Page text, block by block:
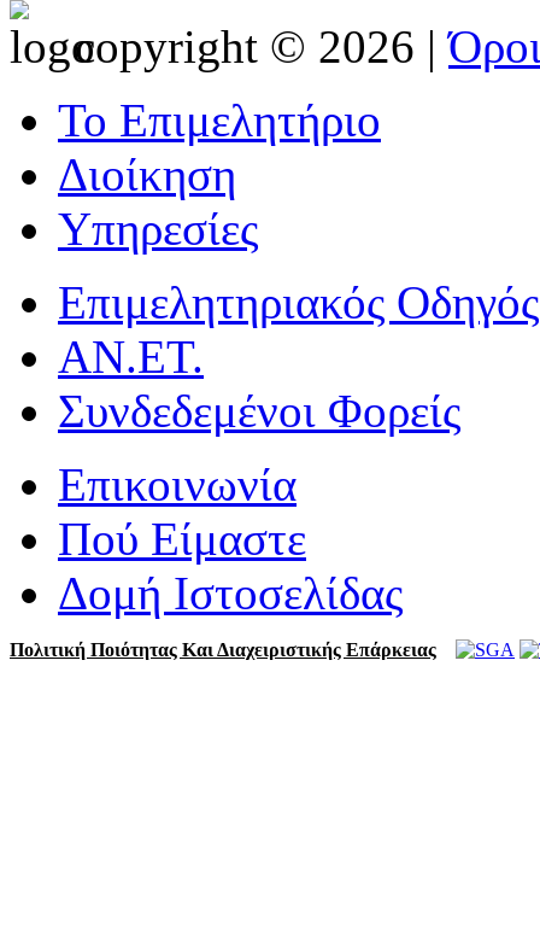
copyright © 2026 |
Το Επιμελητήριο
Διοίκηση
Υπηρεσίες
Επιμελητηριακός Οδηγός
ΑΝ.ΕΤ.
Συνδεδεμένοι Φορείς
Επικοινωνία
Πού Είμαστε
Δομή Ιστοσελίδας
Πολιτική Ποιότητας Και Διαχειριστικής Επάρκειας